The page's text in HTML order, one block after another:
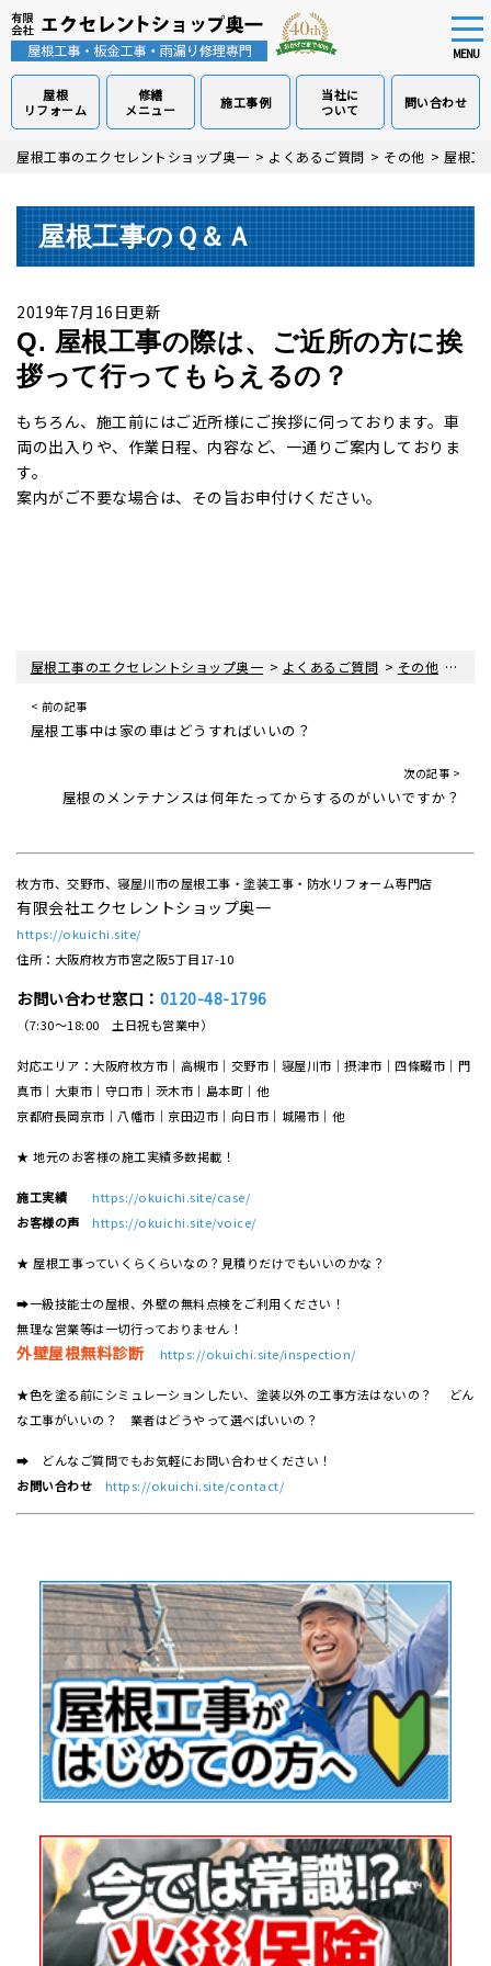
Skip
content
MENU
屋根
リフォーム
修繕
メニュー
施工事例
当社に
ついて
問い合わせ
屋根工事のエクセレントショップ奥一 > よくあるご質問 > その他 > 屋根工
屋根工事のＱ＆Ａ
2019年7月16日更新
Q. 屋根工事の際は、ご近所の方に挨
拶って行ってもらえるの？
もちろん、施工前にはご近所様にご挨拶に伺っております。車
両の出入りや、作業日程、内容など、一通りご案内しておりま
す。
案内がご不要な場合は、その旨お申付けください。
屋根工事のエクセレントショップ奥一 > よくあるご質問 > その他
< 前の記事
屋根工事中は家の車はどうすればいいの？
次の記事 >
屋根のメンテナンスは何年たってからするのがいいですか？
枚方市、交野市、寝屋川市の屋根工事・塗装工事・防水リフォーム専門店
有限会社エクセレントショップ奥一
https://okuichi.site/
住所：大阪府枚方市宮之阪5丁目17-10
お問い合わせ窓口： 0120-48-1796
（7:30～18:00 土日祝も営業中）
対応エリア：大阪府枚方市｜高槻市｜交野市｜寝屋川市｜摂津市｜四條畷市｜門
真市｜大東市｜守口市｜茨木市｜島本町｜他
京都府長岡京市｜八幡市｜京田辺市｜向日市｜城陽市｜他
★ 地元のお客様の施工実績多数掲載！
施工実績
https://okuichi.site/case/
お客様の声
https://okuichi.site/voice/
★ 屋根工事っていくらくらいなの？見積りだけでもいいのかな？
➡一級技能士の屋根、外壁の無料点検をご利用ください！
無理な営業等は一切行っておりません！
外壁屋根無料診断 https://okuichi.site/inspection/
★色を塗る前にシミュレーションしたい、塗装以外の工事方法はないの？ どん
な工事がいいの？ 業者はどうやって選べばいいの？
➡ どんなご質問でもお気軽にお問い合わせください！
お問い合わせ
https://okuichi.site/contact/